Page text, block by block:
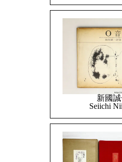
新國
Seiichi